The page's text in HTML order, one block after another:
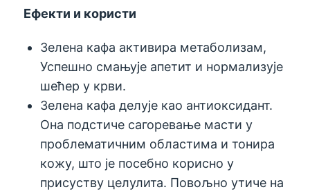
Ефекти и користи
Зелена кафа активира метаболизам,
Успешно смањује апетит и нормализује
шећер у крви.
Зелена кафа делује као антиоксидант.
Она подстиче сагоревање масти у
проблематичним областима и тонира
кожу, што је посебно корисно у
присуству целулита. Повољно утиче на